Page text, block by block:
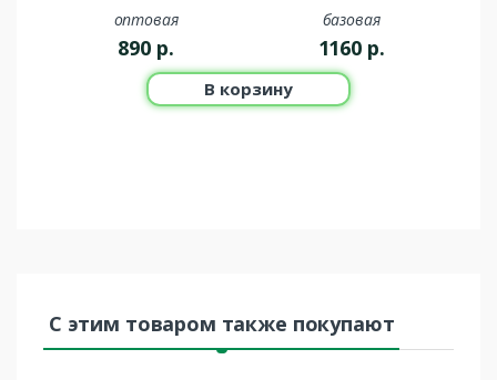
оптовая
890 р.
базовая
1160 р.
В корзину
С этим товаром также покупают